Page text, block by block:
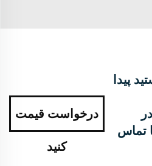
پیدا
تماس
درخواست قیمت
کنید